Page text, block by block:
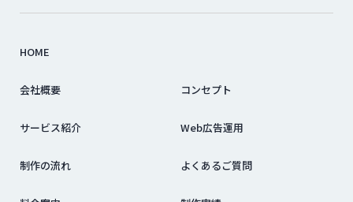
HOME
会社概要 コンセプト
サービス紹介 Web広告運用
制作の流れ よくあるご質問